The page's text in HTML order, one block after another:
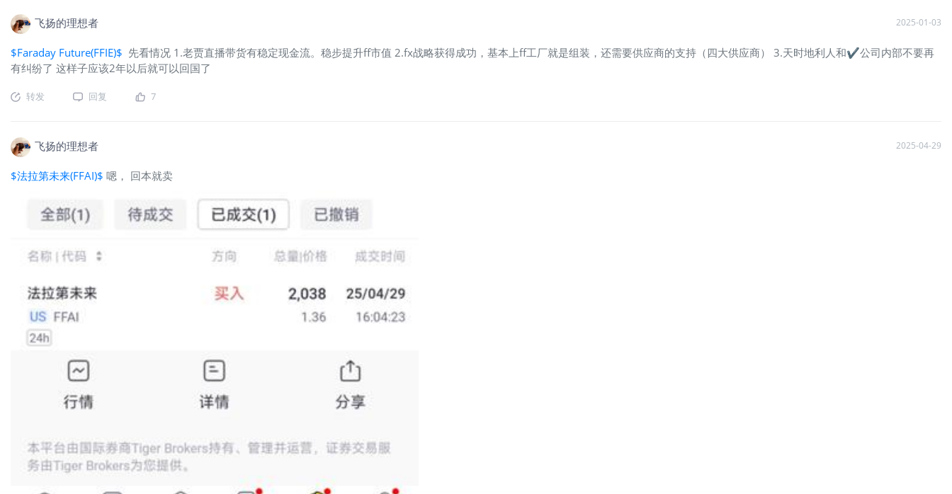
飞扬的理想者 2025-01-03
$Faraday Future(FFIE)$ 先看情况 1.老贾直播带货有稳定现金流。稳步提升ff市值 2.fx战略获得成功，基本上ff工厂就是组装，还需要供应商的支持（四大供应商） 3.天时地利人和✔公司内部不要再
有纠纷了 这样子应该2年以后就可以回国了
转发 回复 7
飞扬的理想者 2025-04-29
$法拉第未来(FFAI)$ 嗯， 回本就卖